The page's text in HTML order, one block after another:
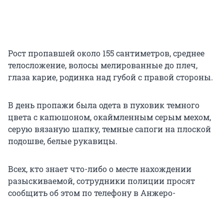
Рост пропавшей около 155 сантиметров, среднее
телосложение, волосы мелированные до плеч,
глаза карие, родинка над губой с правой стороны.
В день пропажи была одета в пуховик темного
цвета с капюшоном, окаймленным серым мехом,
серую вязаную шапку, темные сапоги на плоской
подошве, белые рукавицы.
Всех, кто знает что-либо о месте нахождении
разыскиваемой, сотрудники полиции просят
сообщить об этом по телефону в Анжеро-